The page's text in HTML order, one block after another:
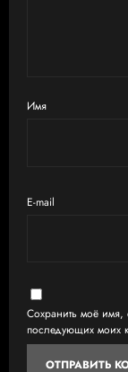
Имя
E-mail
Сохранить моё имя,
последующих моих